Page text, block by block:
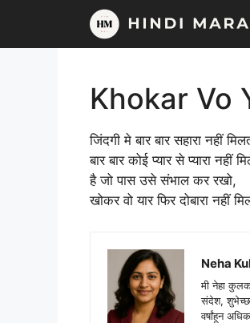
content
Khokar Vo
जिंदगी मे बार बार सहारा नहीं
बार बार कोई प्यार से प्यारा नहीं
है जो पास उसे संभाल कर रखो,
खोकर वो यार फिर दोबारा नहीं
Neha
मी नेहा
संदेश,
वर्षांहून